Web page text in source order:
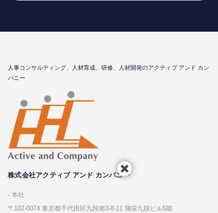
⼈事コンサルティング、⼈材育成、研修、⼈材開発のアクティブ アンド カン
パニー
株式会社アクティブ アンド カンパニー
本社
〒102-0074 東京都千代⽥区九段南3-8-11 飛栄九段ビル5階